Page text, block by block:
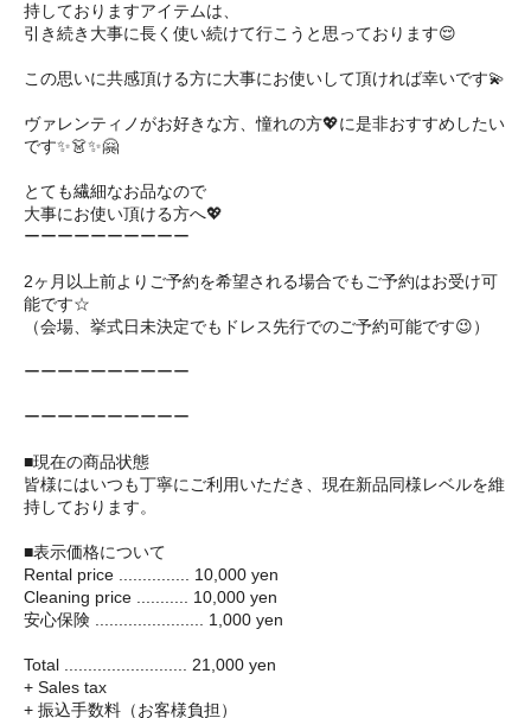
持しておりますアイテムは、
引き続き大事に長く使い続けて行こうと思っております😌
この思いに共感頂ける方に大事にお使いして頂ければ幸いです💫
ヴァレンティノがお好きな方、憧れの方💖に是非おすすめしたい
です✨👗✨🤗 ㅤㅤ
とても繊細なお品なので
大事にお使い頂ける方へ💖
ーーーーーーーーーー
2ヶ月以上前よりご予約を希望される場合でもご予約はお受け可
能です☆
（会場、挙式日未決定でもドレス先行でのご予約可能です😉）
ーーーーーーーーーー
ーーーーーーーーーー
■現在の商品状態
皆様にはいつも丁寧にご利用いただき、現在新品同様レベルを維
持しております。
■表示価格について
Rental price ............... 10,000 yen
Cleaning price ........... 10,000 yen
安心保険 ....................... 1,000 yen
Total .......................... 21,000 yen
+ Sales tax
+ 振込手数料（お客様負担）